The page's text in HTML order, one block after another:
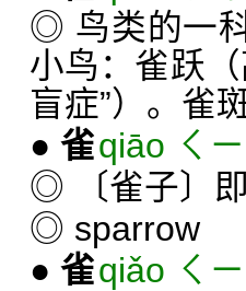
◎ 鸟类的一
小鸟：雀跃
盲症”）。雀
● 雀qiāo ㄑ
◎ 〔雀子〕即
◎ sparrow
● 雀qiǎo ㄑ